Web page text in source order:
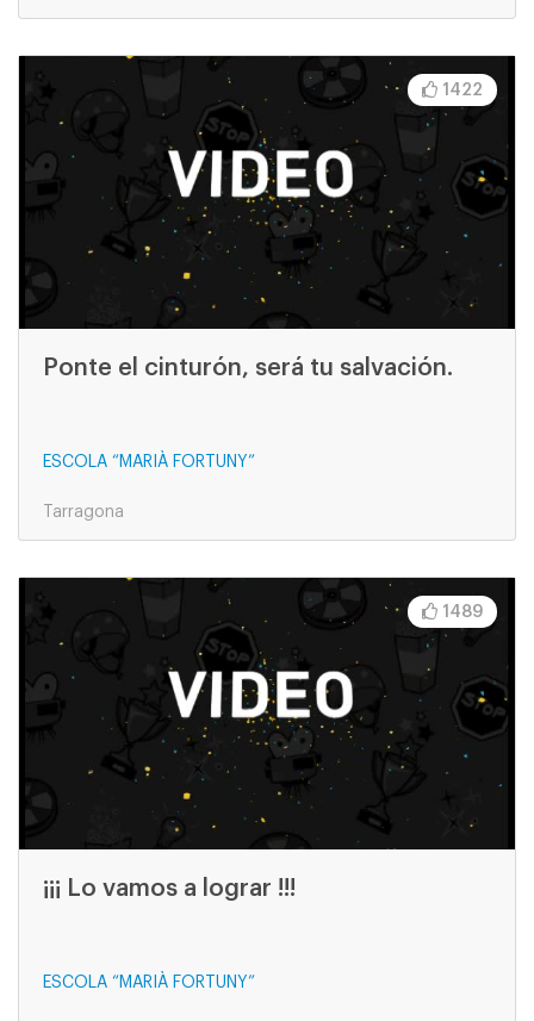
1422
Ponte el cinturón, será tu salvación.
ESCOLA “MARIÀ FORTUNY”
Tarragona
1489
¡¡¡ Lo vamos a lograr !!!
ESCOLA “MARIÀ FORTUNY”